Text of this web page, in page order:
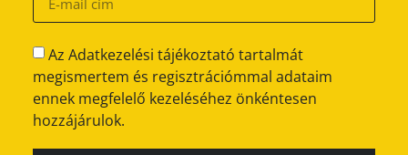
Az Adatkezelési tájékoztató tartalmát
megismertem és regisztrációmmal adataim
ennek megfelelő kezeléséhez önkéntesen
hozzájárulok.